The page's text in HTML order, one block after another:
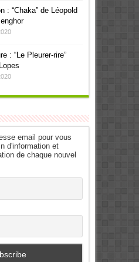
: “Chaka” de Léopold
: “Le Pleurer-rire”
email pour vous
d'information et
de chaque nouvel